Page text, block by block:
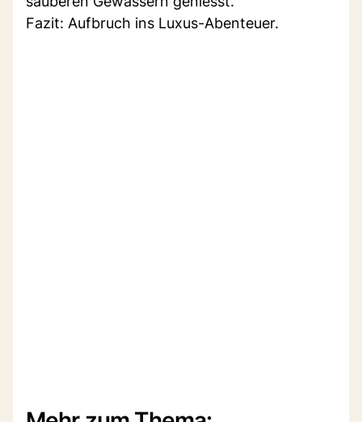
Fazit: Aufbruch ins Luxus-Abenteuer.